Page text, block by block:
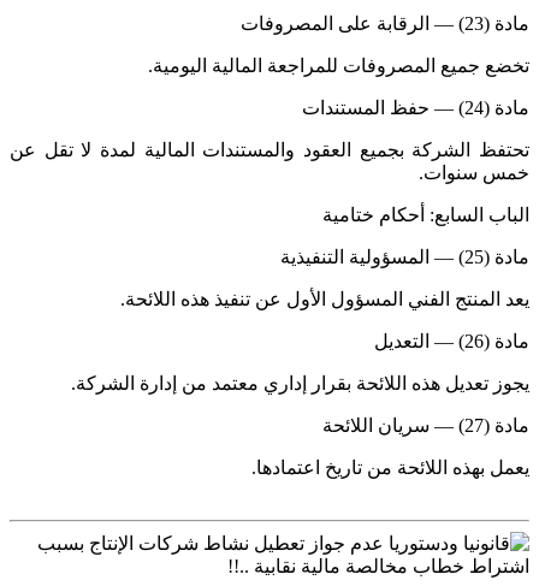
مادة (23) — الرقابة على المصروفات
تخضع جميع المصروفات للمراجعة المالية اليومية.
مادة (24) — حفظ المستندات
تحتفظ الشركة بجميع العقود والمستندات المالية لمدة لا تقل عن
خمس سنوات.
الباب السابع: أحكام ختامية
مادة (25) — المسؤولية التنفيذية
يعد المنتج الفني المسؤول الأول عن تنفيذ هذه اللائحة.
مادة (26) — التعديل
يجوز تعديل هذه اللائحة بقرار إداري معتمد من إدارة الشركة.
مادة (27) — سريان اللائحة
يعمل بهذه اللائحة من تاريخ اعتمادها.